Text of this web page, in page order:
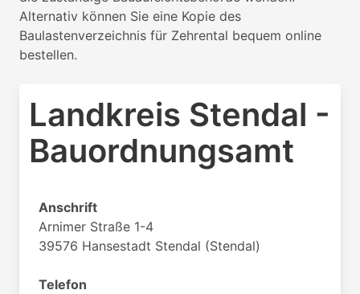
Alternativ können Sie eine Kopie des
Baulastenverzeichnis für Zehrental bequem online
bestellen.
Landkreis Stendal -
Bauordnungsamt
Anschrift
Arnimer Straße 1-4
39576 Hansestadt Stendal (Stendal)
Telefon